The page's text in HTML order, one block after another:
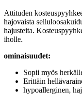
Attituden
hajovaista
hajusteita.
iholle.
ominaisuudet:
Sopii myös
Erittäin
hypoallerginen,